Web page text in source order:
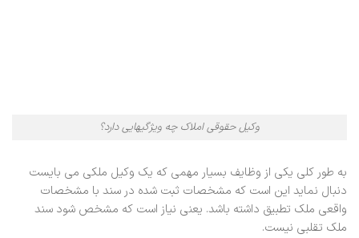
وکیل حقوقی املاک چه ویژگیهایی دارد؟
به طور کلی یکی از وظایف بسیار مهمی که یک وکیل ملکی می بایست
دنبال نماید این است که مشخصات ثبت شده در سند با مشخصات
واقعی ملک تطبیق داشته باشد. یعنی نیاز است که مشخص شود سند
ملک تقلبی نیست.